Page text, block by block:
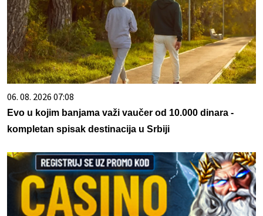
06. 08. 2026 07:08
Evo u kojim banjama važi vaučer od 10.000 dinara -
kompletan spisak destinacija u Srbiji